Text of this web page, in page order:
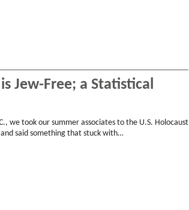
Jew-Free; a Statistical
we took our summer associates to the U.S. Holocaust
said something that stuck with…